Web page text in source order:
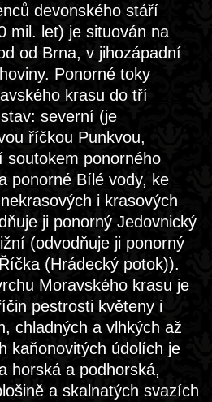
devonského stáří
mil. let) je situován na
od Brna, v jihozápadní
Ponorné toky
krasu do tří
severní (je
říčkou Punkvou,
ponorného
ponorné Bílé vody, ke
i krasových
ji ponorný Jedovnický
(odvodňuje ji ponorný
(Hrádecký potok)).
Moravského krasu je
pestrosti květeny i
chladných a vlhkých až
kaňonovitých údolích je
horská a podhorská,
a skalnatých svazích